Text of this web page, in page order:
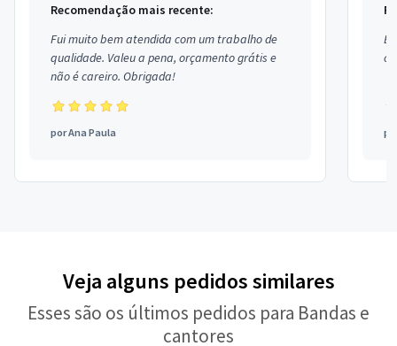
Recomendação mais recente:
Fui muito bem atendida com um trabalho de
qualidade. Valeu a pena, orçamento grátis e
não é careiro. Obrigada!
porAna Paula
Veja alguns pedidos similares
Esses são os últimos pedidos para Bandas e
cantores